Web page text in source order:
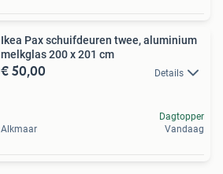
Ikea Pax schuifdeuren twee, aluminium
melkglas 200 x 201 cm
€ 50,00 Details
Alkmaar
Dagtopper
Vandaag